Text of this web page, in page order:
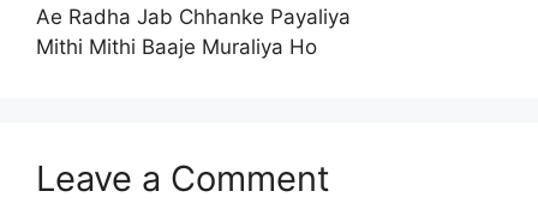
Ae Radha Jab Chhanke Payaliya
Mithi Mithi Baaje Muraliya Ho
Leave a Comment